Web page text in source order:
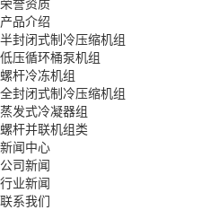
产品介绍
半封闭式制冷压缩机组
低压循环桶泵机组
螺杆冷冻机组
全封闭式制冷压缩机组
蒸发式冷凝器组
螺杆并联机组类
新闻中心
公司新闻
行业新闻
联系我们